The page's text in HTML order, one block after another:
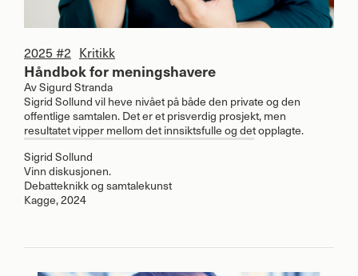
2025 #2 Kritikk
Håndbok for meningshavere
AvSigurd Stranda
Sigrid Sollund vil heve nivået på både den private og den
offentlige samtalen. Det er et prisverdig prosjekt, men
resultatet vipper mellom det innsiktsfulle og det opplagte.
Sigrid Sollund
Vinn diskusjonen.
Debatteknikk og samtalekunst
Kagge, 2024